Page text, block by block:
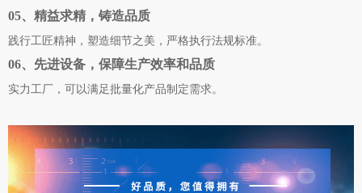
05、精益求精，铸造品质
践行工匠精神，塑造细节之美，严格执行法规标准。
06、先进设备，保障生产效率和品质
实力工厂，可以满足批量化产品制定需求。